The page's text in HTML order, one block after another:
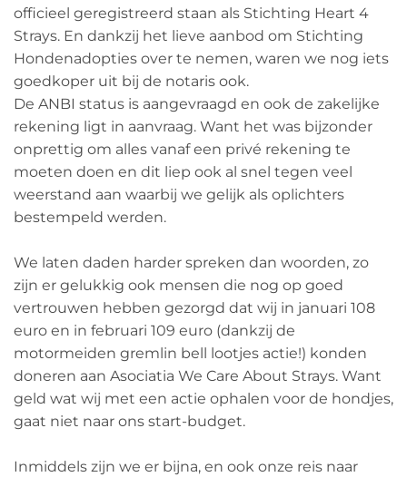
officieel geregistreerd staan als Stichting Heart 4
Strays. En dankzij het lieve aanbod om Stichting
Hondenadopties over te nemen, waren we nog iets
goedkoper uit bij de notaris ook.
De ANBI status is aangevraagd en ook de zakelijke
rekening ligt in aanvraag. Want het was bijzonder
onprettig om alles vanaf een privé rekening te
moeten doen en dit liep ook al snel tegen veel
weerstand aan waarbij we gelijk als oplichters
bestempeld werden.
We laten daden harder spreken dan woorden, zo
zijn er gelukkig ook mensen die nog op goed
vertrouwen hebben gezorgd dat wij in januari 108
euro en in februari 109 euro (dankzij de
motormeiden gremlin bell lootjes actie!) konden
doneren aan Asociatia We Care About Strays. Want
geld wat wij met een actie ophalen voor de hondjes,
gaat niet naar ons start-budget.
Inmiddels zijn we er bijna, en ook onze reis naar